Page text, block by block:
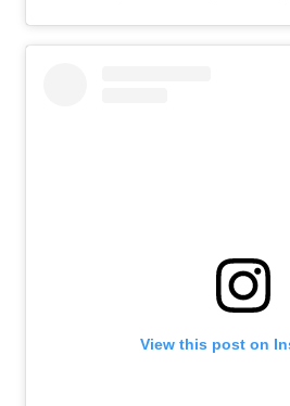
View this post on